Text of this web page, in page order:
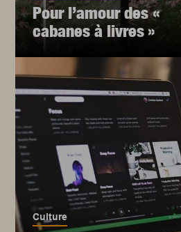
Pour l’amour des «
cabanes à livres »
Culture